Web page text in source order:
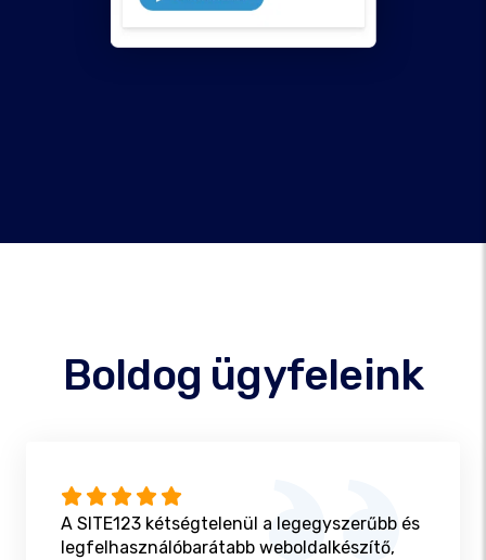
Boldog ügyfeleink
A SITE123 kétségtelenül a legegyszerűbb és
legfelhasználóbarátabb weboldalkészítő,